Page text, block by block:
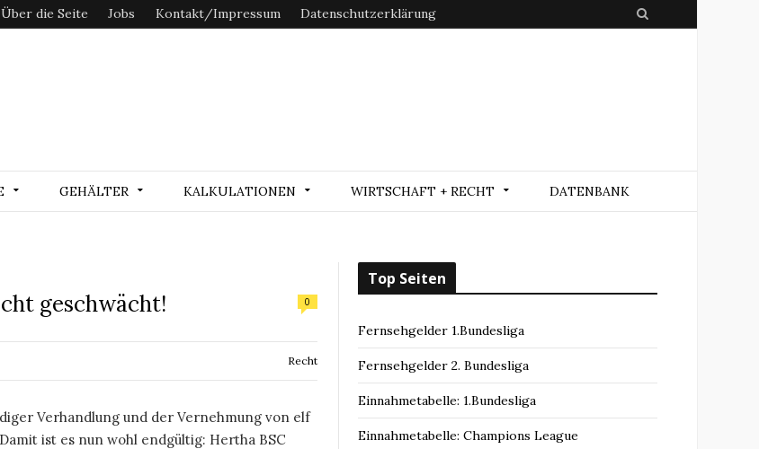
Über die Seite Jobs Kontakt/Impressum Datenschutzerklärung
GEHÄLTER KALKULATIONEN WIRTSCHAFT + RECHT DATENBANK
geschwächt! 0
Recht
Verhandlung und der Vernehmung von elf
ist es nun wohl endgültig: Hertha BSC
Top Seiten
Fernsehgelder 1.Bundesliga
Fernsehgelder 2. Bundesliga
Einnahmetabelle: 1.Bundesliga
Einnahmetabelle: Champions League